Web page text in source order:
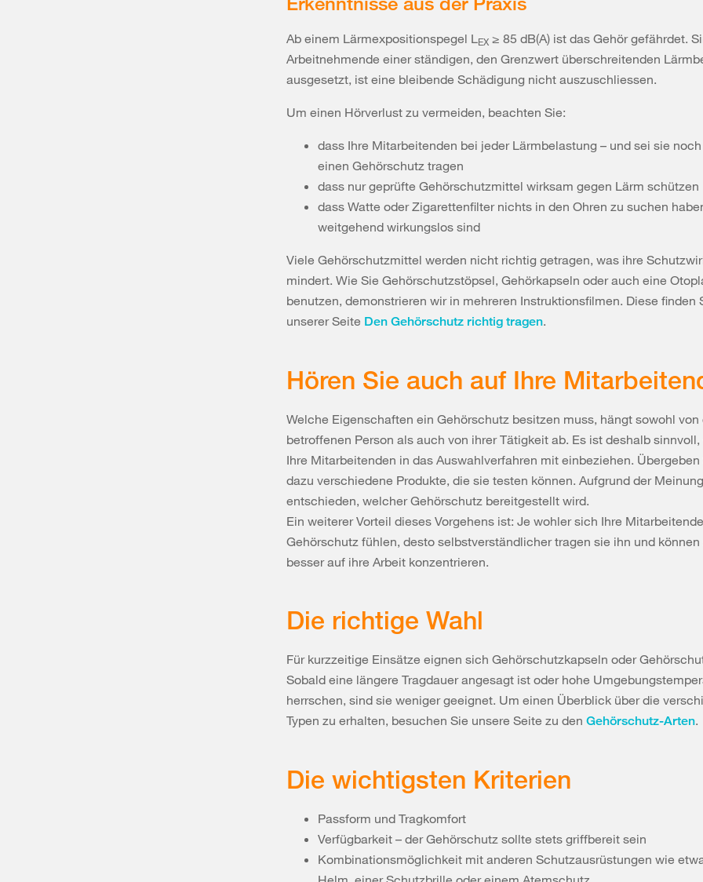
Ab einem Lärmexpositionspegel LEX ≥ 85 dB(A) ist das Gehör gefährdet.
Arbeitnehmende einer ständigen, den Grenzwert überschreitenden
ausgesetzt, ist eine bleibende Schädigung nicht auszuschliessen.
Um einen Hörverlust zu vermeiden, beachten Sie:
dass Ihre Mitarbeitenden bei jeder Lärmbelastung – und sei sie
einen Gehörschutz tragen
dass nur geprüfte Gehörschutzmittel wirksam gegen Lärm schützen
dass Watte oder Zigarettenfilter nichts in den Ohren zu suchen
weitgehend wirkungslos sind
Viele Gehörschutzmittel werden nicht richtig getragen, was ihre
mindert. Wie Sie Gehörschutzstöpsel, Gehörkapseln oder auch eine
benutzen, demonstrieren wir in mehreren Instruktionsfilmen. Diese finden
unserer Seite Den Gehörschutz richtig tragen.
Hören Sie auch auf Ihre
Welche Eigenschaften ein Gehörschutz besitzen muss, hängt sowohl von
betroffenen Person als auch von ihrer Tätigkeit ab. Es ist deshalb sinnvoll,
Ihre Mitarbeitenden in das Auswahlverfahren mit einbeziehen. Übergeben
dazu verschiedene Produkte, die sie testen können. Aufgrund der
entschieden, welcher Gehörschutz bereitgestellt wird.
Ein weiterer Vorteil dieses Vorgehens ist: Je wohler sich Ihre
Gehörschutz fühlen, desto selbstverständlicher tragen sie ihn und
besser auf ihre Arbeit konzentrieren.
Die richtige Wahl
Für kurzzeitige Einsätze eignen sich Gehörschutzkapseln oder
Sobald eine längere Tragdauer angesagt ist oder hohe
herrschen, sind sie weniger geeignet. Um einen Überblick über die
Typen zu erhalten, besuchen Sie unsere Seite zu den Gehörschutz-Arten.
Die wichtigsten Kriterien
Passform und Tragkomfort
Verfügbarkeit – der Gehörschutz sollte stets griffbereit sein
Kombinationsmöglichkeit mit anderen Schutzausrüstungen wie